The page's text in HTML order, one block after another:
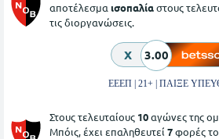
αποτέλεσμα ισοπαλίαστους
τις διοργανώσεις.
X 3.00
ΕΕΕΠ | 21+ | ΠΑΙΞΕ
Στους τελευταίους 10αγώνες της
Μπόις, έχει επαληθευτεί 7φορές